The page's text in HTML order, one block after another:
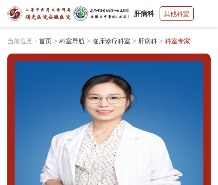
肝病科 其他科室
当前位置： 首页 > 科室导航 > 临床诊疗科室 > 肝病科 > 科室专家